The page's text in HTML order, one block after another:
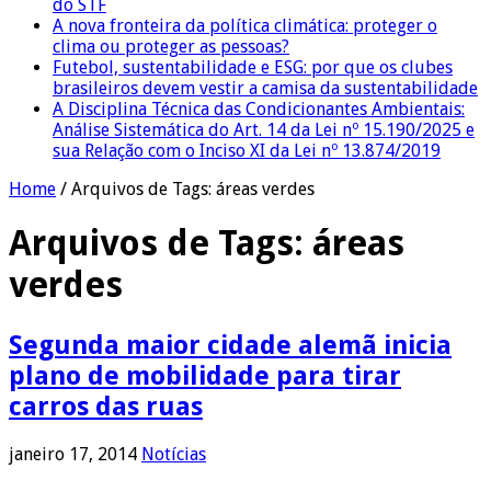
do STF
A nova fronteira da política climática: proteger o
clima ou proteger as pessoas?
Futebol, sustentabilidade e ESG: por que os clubes
brasileiros devem vestir a camisa da sustentabilidade
A Disciplina Técnica das Condicionantes Ambientais:
Análise Sistemática do Art. 14 da Lei nº 15.190/2025 e
sua Relação com o Inciso XI da Lei nº 13.874/2019
Home / Arquivos de Tags: áreas verdes
Arquivos de Tags: áreas
verdes
Segunda maior cidade alemã inicia
plano de mobilidade para tirar
carros das ruas
janeiro 17, 2014 Notícias